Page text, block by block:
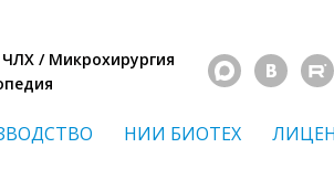
/ Микрохирургия
НИИ БИОТЕХ